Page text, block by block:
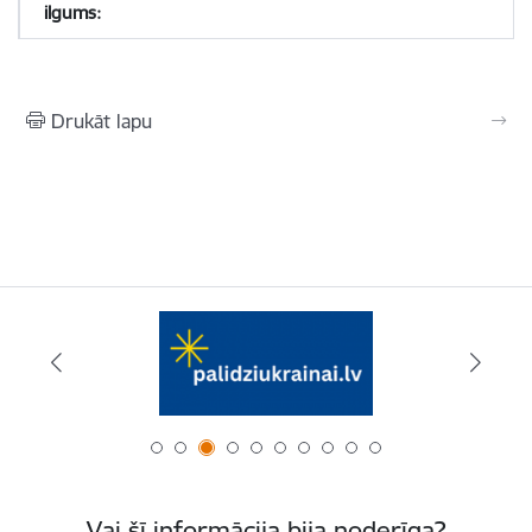
Drukāt lapu